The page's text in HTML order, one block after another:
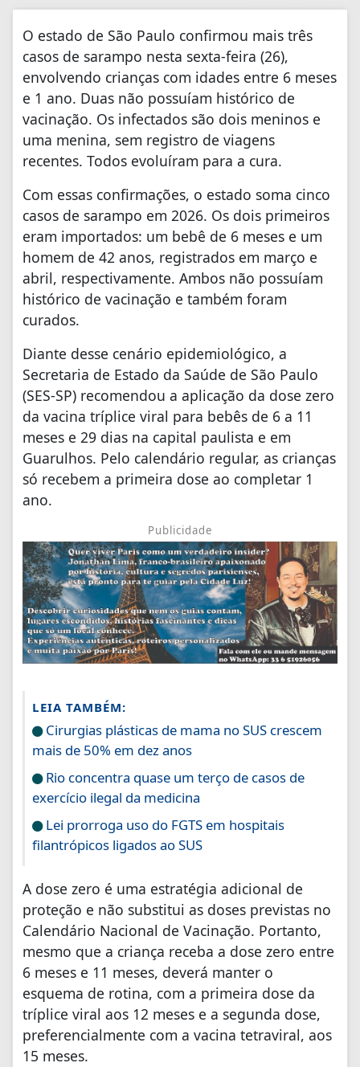
O estado de São Paulo confirmou mais três
casos de sarampo nesta sexta-feira (26),
envolvendo crianças com idades entre 6 meses
e 1 ano. Duas não possuíam histórico de
vacinação. Os infectados são dois meninos e
uma menina, sem registro de viagens
recentes. Todos evoluíram para a cura.
Com essas confirmações, o estado soma cinco
casos de sarampo em 2026. Os dois primeiros
eram importados: um bebê de 6 meses e um
homem de 42 anos, registrados em março e
abril, respectivamente. Ambos não possuíam
histórico de vacinação e também foram
curados.
Diante desse cenário epidemiológico, a
Secretaria de Estado da Saúde de São Paulo
(SES-SP) recomendou a aplicação da dose zero
da vacina tríplice viral para bebês de 6 a 11
meses e 29 dias na capital paulista e em
Guarulhos. Pelo calendário regular, as crianças
só recebem a primeira dose ao completar 1
ano.
Publicidade
LEIA TAMBÉM:
Cirurgias plásticas de mama no SUS crescem
mais de 50% em dez anos
Rio concentra quase um terço de casos de
exercício ilegal da medicina
Lei prorroga uso do FGTS em hospitais
filantrópicos ligados ao SUS
A dose zero é uma estratégia adicional de
proteção e não substitui as doses previstas no
Calendário Nacional de Vacinação. Portanto,
mesmo que a criança receba a dose zero entre
6 meses e 11 meses, deverá manter o
esquema de rotina, com a primeira dose da
tríplice viral aos 12 meses e a segunda dose,
preferencialmente com a vacina tetraviral, aos
15 meses.